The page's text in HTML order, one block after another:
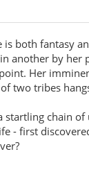
both fantasy
another by
Her
two tribes
startling chain
- first